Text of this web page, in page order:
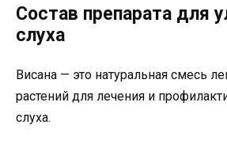
Состав препарата для
слуха
Висана — это натуральная смесь
растений для лечения и
слуха.